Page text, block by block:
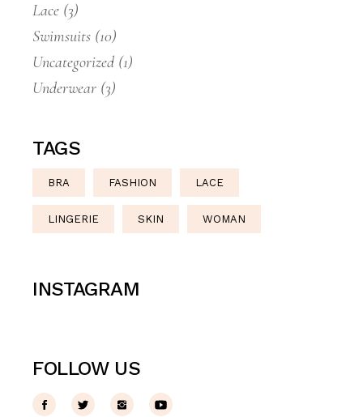
Lace (3)
Swimsuits (10)
Uncategorized (1)
Underwear (3)
TAGS
BRA FASHION LACE
LINGERIE SKIN WOMAN
INSTAGRAM
FOLLOW US